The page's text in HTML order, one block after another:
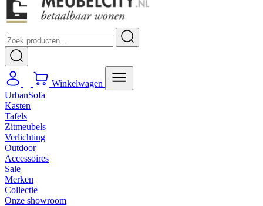
Winkelwagen
UrbanSofa
Kasten
Tafels
Zitmeubels
Verlichting
Outdoor
Accessoires
Sale
Merken
Collectie
Onze showroom